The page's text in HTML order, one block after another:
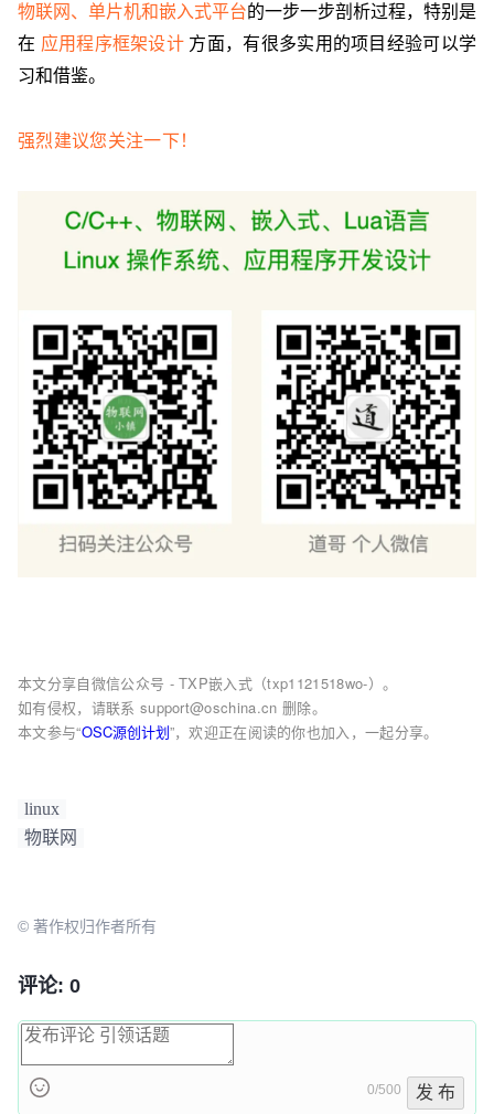
物联网、单片机和嵌入式平台的一步一步剖析过程，特别是
在 应用程序框架设计 方面，有很多实用的项目经验可以学
习和借鉴。
强烈建议您关注一下！
本文分享自微信公众号 - TXP嵌入式（txp1121518wo-）。
如有侵权，请联系 support@oschina.cn 删除。
本文参与“OSC源创计划”，欢迎正在阅读的你也加入，一起分享。
linux
物联网
© 著作权归作者所有
评论: 0
0/500 发 布